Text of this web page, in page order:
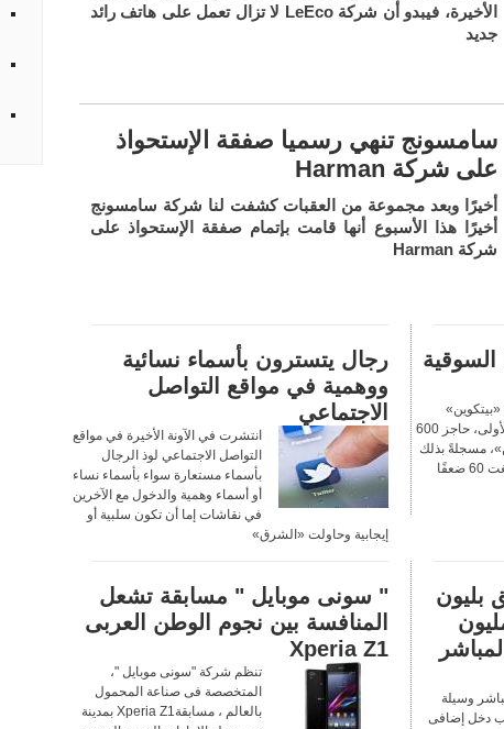
الأخيرة، فيبدو أن شركة LeEco لا تزال تعمل على هاتف رائد
جديد
سامسونج تنهي رسميا صفقة الإستحواذ
على شركة Harman
أخيرًا وبعد مجموعة من العقبات كشفت لنا شركة سامسونج
أخيرًا هذا الأسبوع أنها قامت بإتمام صفقة الإستحواذ على
شركة Harman
الإلكترونية للمرة الأولى، حاجز 600
مسجلةً بذلك
قفزةً في قيمتها بلغت 60 ضعفًا
رجال يتسترون بأسماء نسائية
ووهمية في مواقع التواصل
الاجتماعي
انتشرت في الآونة الأخيرة في مواقع
التواصل الاجتماعي لوذ الرجال
بأسماء مستعارة سواء بأسماء نساء
أو أسماء وهمية والدخول مع الآخرين
في نقاشات إما أن تكون سلبية أو
إيجابية وحاولت «الشرق»
بليون
من المبيعات و 90 مليون
وسيلة
دخل إضافى
" سونى موبايل " مسابقة تشعل
المنافسة بين نجوم الوطن العربى
Xperia Z1
تنظم شركة "سونى موبايل "،
المتخصصة فى صناعة المحمول
بالعالم ، مسابقةXperia Z1 بمدينة